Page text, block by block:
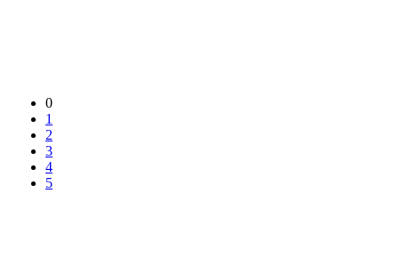
0
1
2
3
4
5